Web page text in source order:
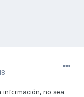
información, no sea